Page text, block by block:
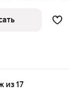
жилая):
из 17